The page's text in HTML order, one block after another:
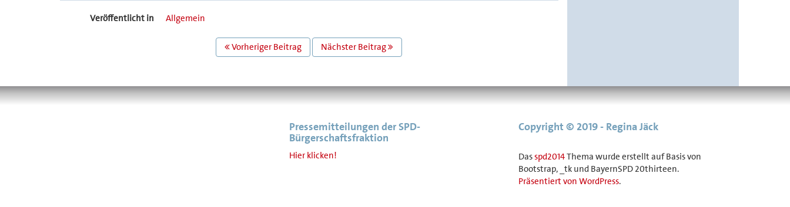
Veröffentlicht in Allgemein
Vorheriger Beitrag Nächster Beitrag
Pressemitteilungen der SPD-
Bürgerschaftsfraktion
Hier klicken!
Copyright © 2019 - Regina Jäck
Dasspd2014Thema wurde erstellt auf Basis von
Bootstrap, _tk und BayernSPD 20thirteen.
Präsentiert von WordPress.